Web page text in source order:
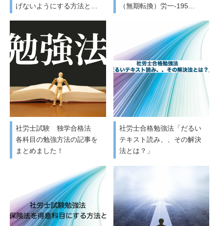
げないようにする方法と…
（無期転換）労一-195…
社労士試験 独学合格法
各科目の勉強方法の記事を
まとめました！
社労士合格勉強法「だるい
テキスト読み、、その解決
法とは？」